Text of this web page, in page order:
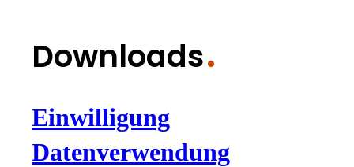
Downloads
Einwilligung
Datenverwendung